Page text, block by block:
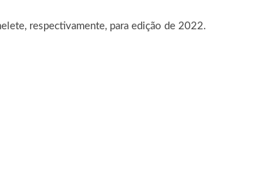
respectivamente, para edição de 2022.